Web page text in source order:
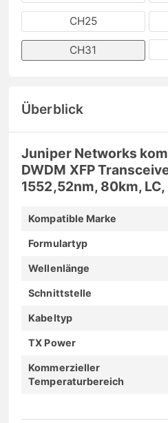
CH25
CH31
Überblick
Juniper Networks
DWDM XFP
1552,52nm, 80km, LC,
Kompatible Marke
Formulartyp
Wellenlänge
Schnittstelle
Kabeltyp
TX Power
Kommerzieller
Temperaturbereich